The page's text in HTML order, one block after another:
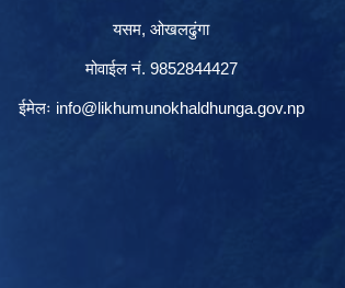
यसम, ओखलढुंगा
मोवाईल नं. 9852844427
ईमेलः info@likhumunokhaldhunga.gov.np